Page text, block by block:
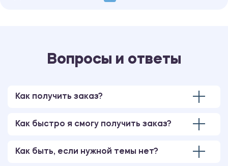
Вопросы и ответы
Как получить заказ?
Как быстро я смогу получить заказ?
Как быть, если нужной темы нет?